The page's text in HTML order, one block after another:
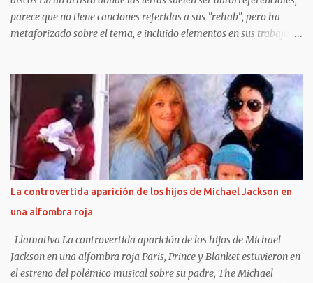
parece que no tiene canciones referidas a sus "rehab", pero ha
metaforizado sobre el tema, e incluido elementos en sus trabajos
charly-garcia-reflejaron-discos_0_UF5QsSfPYS.html Sergio Marchi
Hay cuentas que son imposibles de cerrar, sobre todo en materia
musical. Se pueden conocer o predecir algunos rasgos de las
personas según su historia clínica o su estado anímico. En cambio,
combinar una historia clínica con un resultado artístico es algo
más riesgoso . Cuando un músico sufre una crisis de índole médica
que requiere internación, no necesariamente eso repercute en su
salud artística, para bien o para mal. Sí, en cambio existe una clara
correlación entre grados excesivos de intoxicación alcohólica o
química sostenidos en el tiempo, y una obra artística que se dete...
La controvertida aparición de los hijos de Michael Jackson en
una alfombra roja
Llamativa La controvertida aparición de los hijos de Michael
Jackson en una alfombra roja Paris, Prince y Blanket estuvieron en
el estreno del polémico musical sobre su padre, The Michael